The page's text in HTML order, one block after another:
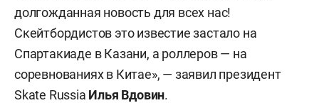
долгожданная новость для всех нас!
Скейтбордистов это известие застало на
Спартакиаде в Казани, а роллеров — на
соревнованиях в Китае», — заявил президент
Skate Russia Илья Вдовин.